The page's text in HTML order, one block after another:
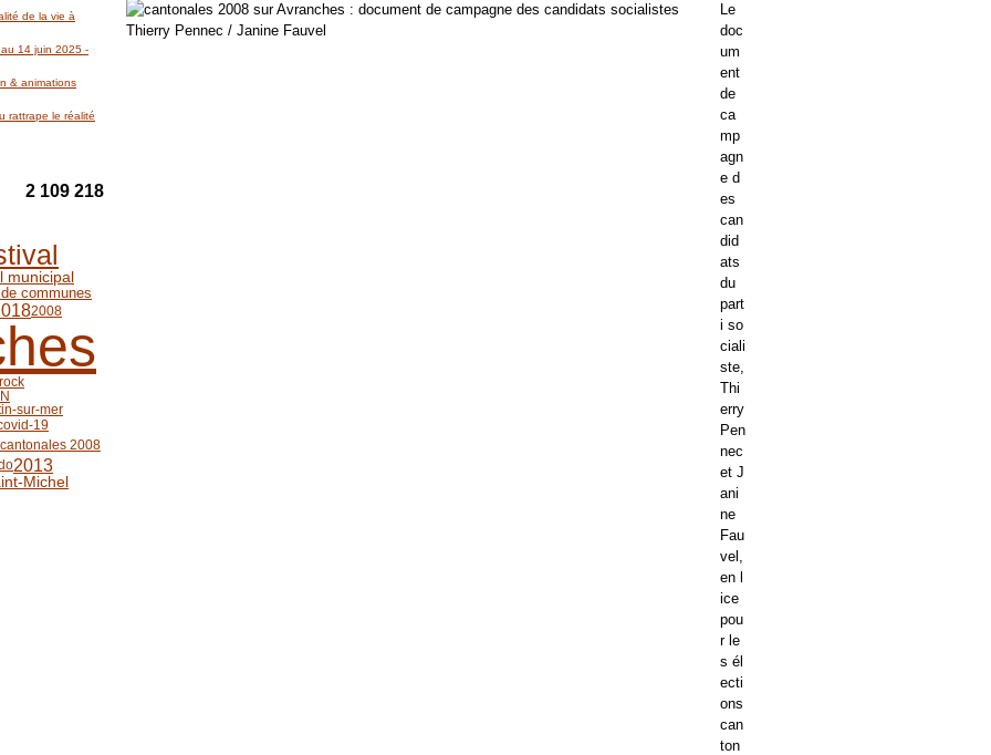
de la vie à
14 juin 2025 -
& animations
rattrape le réalité
2 109 218
municipal
communes
2008
sur-mer
19
2008
2013
Michel
Le
doc
um
ent
de
ca
mp
agn
e d
es
can
did
ats
du
part
i so
ciali
ste,
Thi
erry
Pen
nec
et J
ani
ne
Fau
vel,
en l
ice
pou
r le
s él
ecti
ons
can
ton